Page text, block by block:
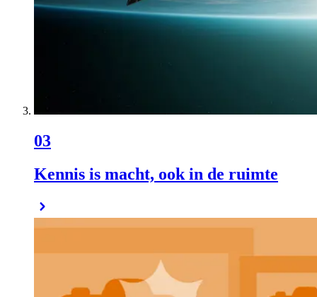
03
Kennis is macht, ook in de ruimte